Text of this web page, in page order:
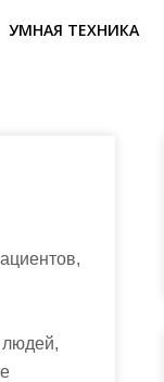
УМНАЯ ТЕХНИКА
людей,